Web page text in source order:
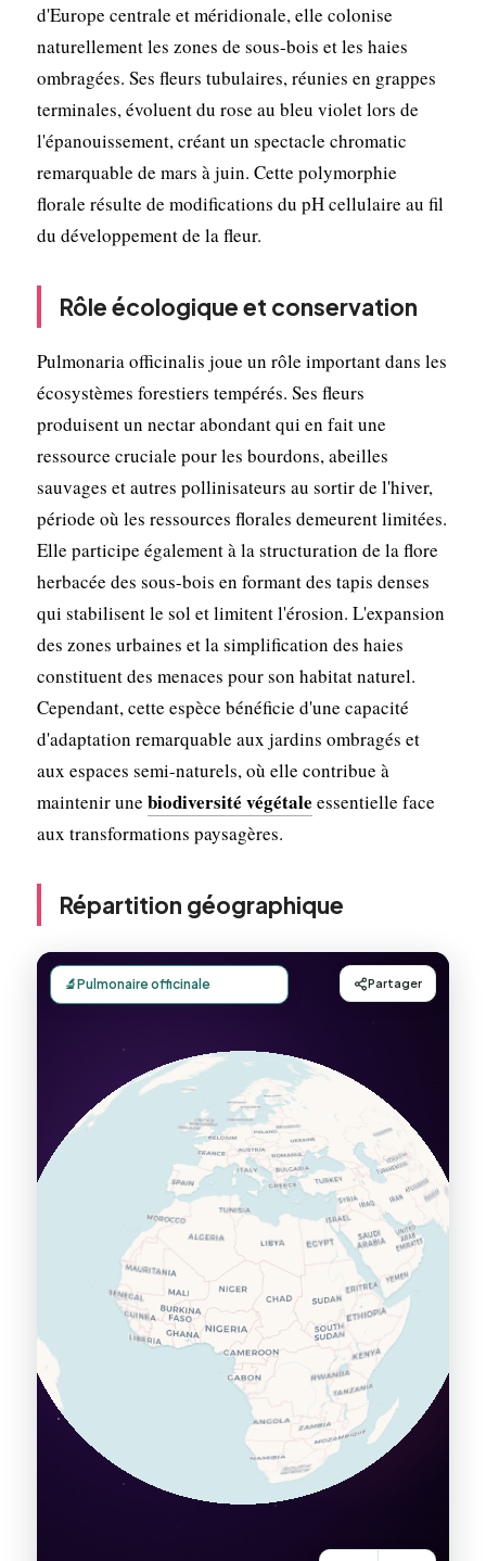
d'Europe centrale et méridionale, elle colonise
naturellement les zones de sous-bois et les haies
ombragées. Ses fleurs tubulaires, réunies en grappes
terminales, évoluent du rose au bleu violet lors de
l'épanouissement, créant un spectacle chromatic
remarquable de mars à juin. Cette polymorphie
florale résulte de modifications du pH cellulaire au fil
du développement de la fleur.
Rôle écologique et conservation
Pulmonaria officinalis joue un rôle important dans les
écosystèmes forestiers tempérés. Ses fleurs
produisent un nectar abondant qui en fait une
ressource cruciale pour les bourdons, abeilles
sauvages et autres pollinisateurs au sortir de l'hiver,
période où les ressources florales demeurent limitées.
Elle participe également à la structuration de la flore
herbacée des sous-bois en formant des tapis denses
qui stabilisent le sol et limitent l'érosion. L'expansion
des zones urbaines et la simplification des haies
constituent des menaces pour son habitat naturel.
Cependant, cette espèce bénéficie d'une capacité
d'adaptation remarquable aux jardins ombragés et
aux espaces semi-naturels, où elle contribue à
maintenir une biodiversité végétale essentielle face
aux transformations paysagères.
Répartition géographique